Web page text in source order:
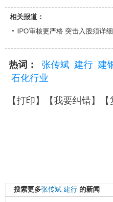
相关报道：
IPO审核更严格 突击入股须详
热词： 张传斌 建行 建
石化行业
【打印】【我要纠错】【
搜索更多张传斌 建行 的新闻